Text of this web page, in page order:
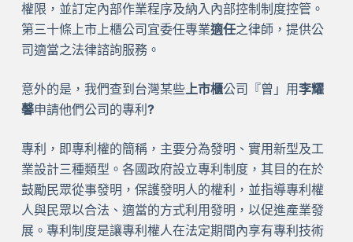
權限，並訂定內部作業程序及納入內部控制制度控管。
第三十條上市上櫃公司宜委任專業適任之律師，提供公
司適當之法律諮詢服務。
意外的是，我們查到台灣某些上市櫃公司『曾」用李耀
馨申請他們公司的專利 ?
專利，即專利權的簡稱，主要分為發明、實用新型及工
業設計三種類型。各國政府設立專利制度，其目的在於
鼓勵民眾從事發明，保護發明人的權利，並指導專利權
人與民眾以合法、適當的方式利用發明，以促進產業發
展。專利制度是讓專利權人在法定期間內享有專利技術